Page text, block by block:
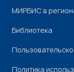
МИРБИС в
Библиотека
Политика